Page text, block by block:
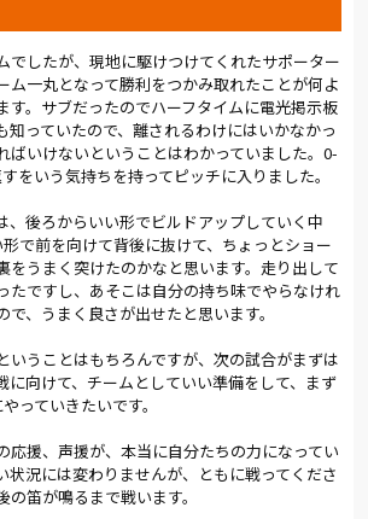
でしたが、現地に駆けつけてくれたサポーター
ム一丸となって勝利をつかみ取れたことが何よ
す。サブだったのでハーフタイムに電光掲示板
知っていたので、離されるわけにはいかなかっ
ばいけないということはわかっていました。0-
をいう気持ちを持ってピッチに入りました。
、後ろからいい形でビルドアップしていく中
で前を向けて背後に抜けて、ちょっとショー
をうまく突けたのかなと思います。走り出して
たですし、あそこは自分の持ち味でやらなけれ
、うまく良さが出せたと思います。
いうことはもちろんですが、次の試合がまずは
に向けて、チームとしていい準備をして、まず
っていきたいです。
応援、声援が、本当に自分たちの力になってい
状況には変わりませんが、ともに戦ってくださ
笛が鳴るまで戦います。